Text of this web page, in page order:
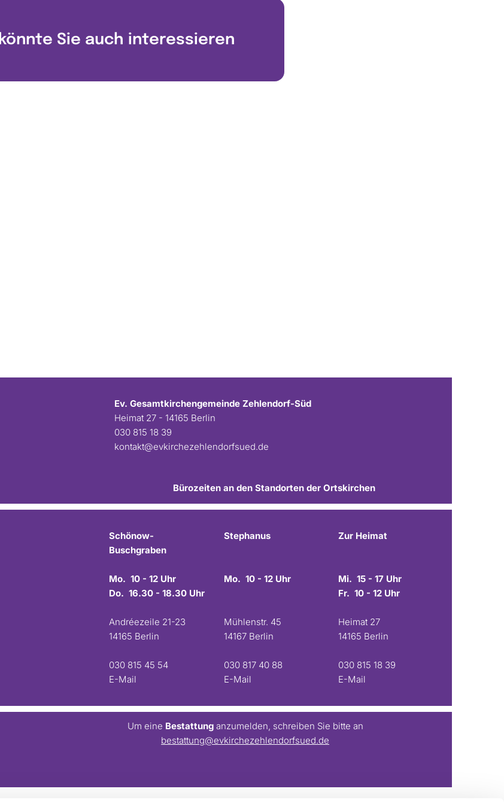
Sie auch interessieren
Ev. Gesamtkirchengemeinde Zehlendorf-Süd
Heimat 27 - 14165 Berlin
030 815 18 39
kontakt@evkirchezehlendorfsued.de
Bürozeiten an den Standorten der Ortskirchen
Schönow-
Buschgraben
Mo. 10 - 12 Uhr
Do. 16.30 - 18.30 Uhr
Andréezeile 21-23
14165 Berlin
030 815 45 54
E-Mail
Stephanus
Mo. 10 - 12 Uhr
Mühlenstr. 45
14167 Berlin
030 817 40 88
E-Mail
Zur Heimat
Mi. 15 - 17 Uhr
Fr. 10 - 12 Uhr
Heimat 27
14165 Berlin
030 815 18 39
E-Mail
Um eine Bestattunganzumelden, schreiben Sie bitte an
bestattung@evkirchezehlendorfsued.de